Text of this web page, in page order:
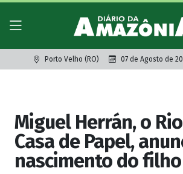
Porto Velho (RO) 07 de Agosto de
Miguel Herrán, o
Casa de Papel,
nascimento do filho